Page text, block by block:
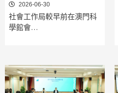
2026-06-30
社會工作局較早前在澳門科
學館會…